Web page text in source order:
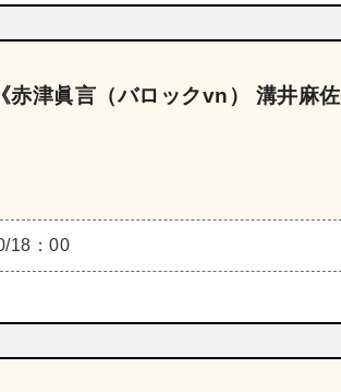
津眞言（バロックvn） 溝井麻佐
18：00